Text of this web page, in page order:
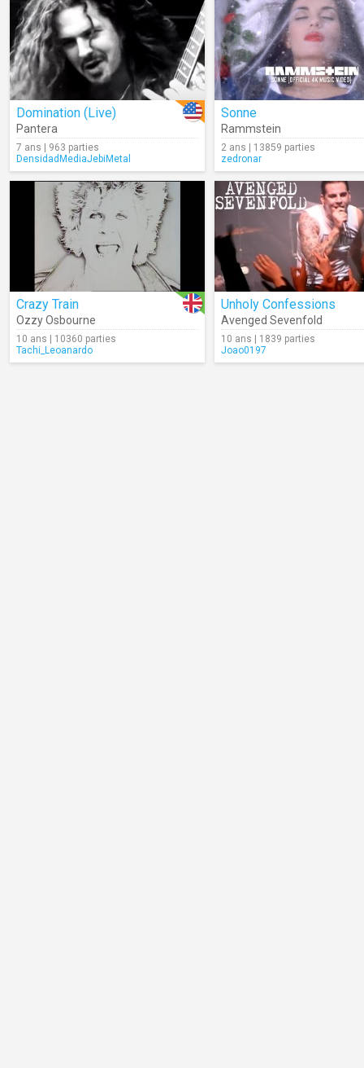
Domination (Live)
Pantera
7 ans | 963 parties
DensidadMediaJebiMetal
Sonne
Rammstein
2 ans | 13859 parties
zedronar
Crazy Train
Ozzy Osbourne
10 ans | 10360 parties
Tachi_Leoanardo
Unholy Confessions
Avenged Sevenfold
10 ans | 1839 parties
Joao0197